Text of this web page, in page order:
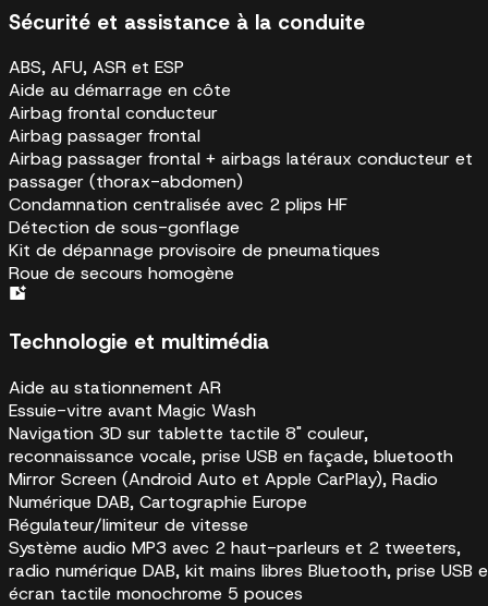
Sécurité et assistance à la conduite
ABS, AFU, ASR et ESP
Aide au démarrage en côte
Airbag frontal conducteur
Airbag passager frontal
Airbag passager frontal + airbags latéraux conducteur et
passager (thorax-abdomen)
Condamnation centralisée avec 2 plips HF
Détection de sous-gonflage
Kit de dépannage provisoire de pneumatiques
Roue de secours homogène
Technologie et multimédia
Aide au stationnement AR
Essuie-vitre avant Magic Wash
Navigation 3D sur tablette tactile 8" couleur,
reconnaissance vocale, prise USB en façade, bluetooth
Mirror Screen (Android Auto et Apple CarPlay), Radio
Numérique DAB, Cartographie Europe
Régulateur/limiteur de vitesse
Système audio MP3 avec 2 haut-parleurs et 2 tweeters,
radio numérique DAB, kit mains libres Bluetooth, prise USB
écran tactile monochrome 5 pouces